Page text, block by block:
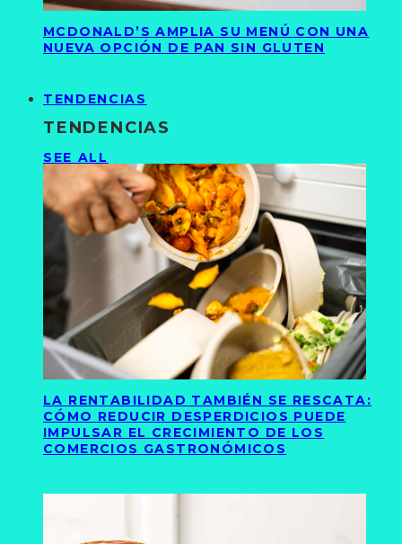
MCDONALD’S AMPLIA SU MENÚ CON UNA
NUEVA OPCIÓN DE PAN SIN GLUTEN
TENDENCIAS
TENDENCIAS
SEE ALL
LA RENTABILIDAD TAMBIÉN SE RESCATA:
CÓMO REDUCIR DESPERDICIOS PUEDE
IMPULSAR EL CRECIMIENTO DE LOS
COMERCIOS GASTRONÓMICOS